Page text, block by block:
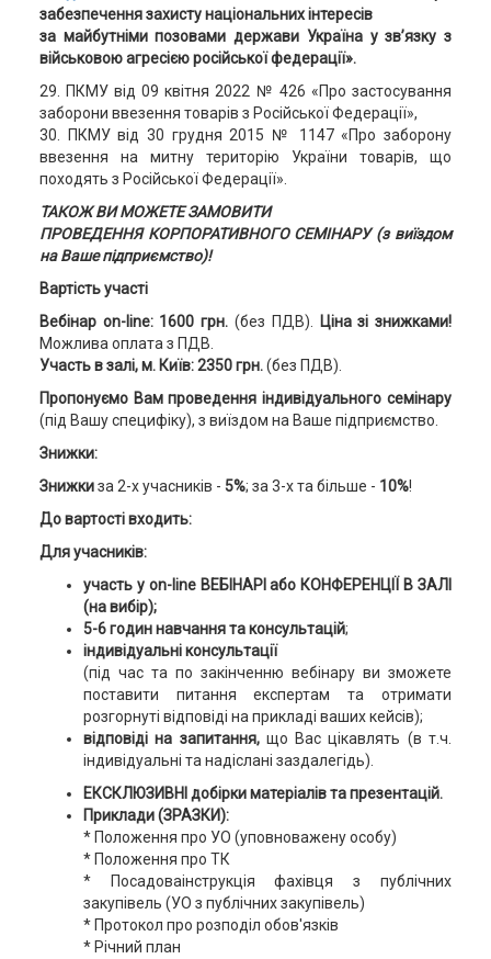
забезпечення захисту національних інтересів
за майбутніми позовами держави Україна у зв’язку з
військовою агресією російської федерації».
29. ПКМУ від 09 квітня 2022 № 426 «Про застосування
заборони ввезення товарів з Російської Федерації»,
30. ПКМУ від 30 грудня 2015 № 1147 «Про заборону
ввезення на митну територію України товарів, що
походять з Російської Федерації».
ТАКОЖ ВИ МОЖЕТЕ ЗАМОВИТИ
ПРОВЕДЕННЯ КОРПОРАТИВНОГО СЕМІНАРУ (з виїздом
на Ваше підприємство)!
Вартість участі
Вебінар on-line: 1600 грн. (без ПДВ). Ціна зі знижками!
Можлива оплата з ПДВ.
Участь в залі, м. Київ: 2350 грн.(без ПДВ).
Пропонуємо Вам проведення індивідуального семінару
(під Вашу специфіку), з виїздом на Ваше підприємство.
Знижки:
Знижкиза 2-х учасників - 5%; за 3-х та більше - 10%!
До вартості входить:
Для учасників:
участь у on-line ВЕБІНАРІ або КОНФЕРЕНЦІЇ В ЗАЛІ
(на вибір);
5-6 годин навчання та консультацій;
індивідуальні консультації
(під час та по закінченню вебінару ви зможете
поставити питання експертам та отримати
розгорнуті відповіді на прикладі ваших кейсів);
відповіді на запитання, що Вас цікавлять (в т.ч.
індивідуальні та надіслані заздалегідь).
ЕКСКЛЮЗИВНІ добірки матеріалів та презентацій.
Приклади (ЗРАЗКИ):
* Положення про УО (уповноважену особу)
* Положення про ТК
* Посадоваінструкція фахівця з публічних
закупівель (УО з публічних закупівель)
* Протокол про розподіл обов'язків
* Річний план